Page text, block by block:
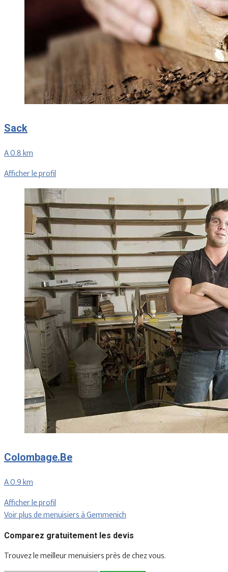
Sack
A 0.8 km
Afficher le profil
Colombage.Be
A 0.9 km
Afficher le profil
Voir plus de menuisiers à Gemmenich
Comparez gratuitement les devis
Trouvez le meilleur menuisiers près de chez vous.